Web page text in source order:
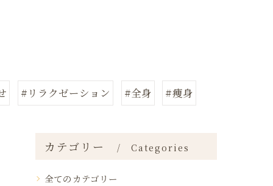
#リラクゼーション #全身 #痩身
カテゴリー Categories
全てのカテゴリー